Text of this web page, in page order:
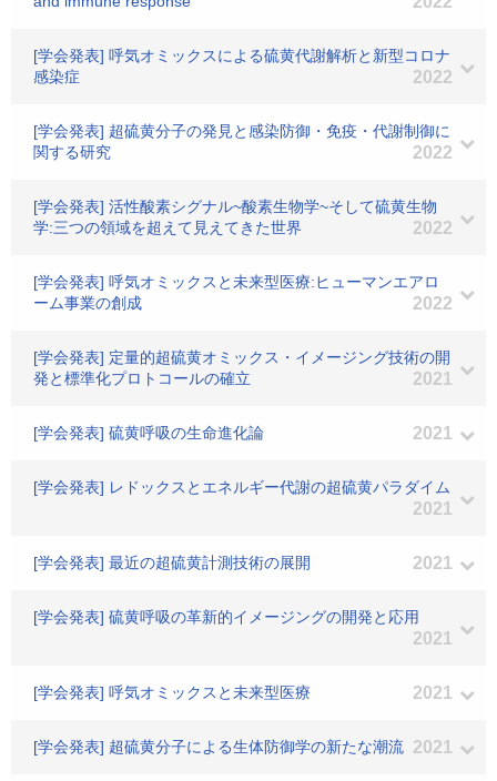
[学会発表] 呼気オミックスによる硫黄代謝解析と新型コロナ
感染症
2022
[学会発表] 超硫黄分子の発見と感染防御・免疫・代謝制御に
関する研究
2022
[学会発表] 活性酸素シグナル~酸素生物学~そして硫黄生物
学:三つの領域を超えて見えてきた世界
2022
[学会発表] 呼気オミックスと未来型医療:ヒューマンエアロ
ーム事業の創成
2022
[学会発表] 定量的超硫黄オミックス・イメージング技術の開
発と標準化プロトコールの確立
2021
[学会発表] 硫黄呼吸の生命進化論 2021
[学会発表] レドックスとエネルギー代謝の超硫黄パラダイム
2021
[学会発表] 最近の超硫黄計測技術の展開 2021
[学会発表] 硫黄呼吸の革新的イメージングの開発と応用
2021
[学会発表] 呼気オミックスと未来型医療 2021
[学会発表] 超硫黄分子による生体防御学の新たな潮流 2021